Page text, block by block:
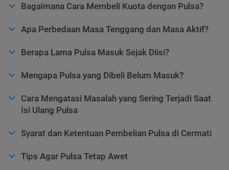
Bagaimana Cara Membeli Kuota dengan Pulsa?
Apa Perbedaan Masa Tenggang dan Masa Aktif?
Berapa Lama Pulsa Masuk Sejak Diisi?
Mengapa Pulsa yang Dibeli Belum Masuk?
Cara Mengatasi Masalah yang Sering Terjadi Saat
Isi Ulang Pulsa
Syarat dan Ketentuan Pembelian Pulsa di Cermati
Tips Agar Pulsa Tetap Awet